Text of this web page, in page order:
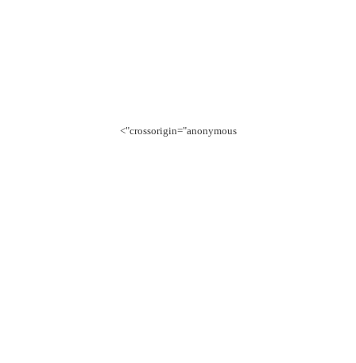
crossorigin="anonymous">